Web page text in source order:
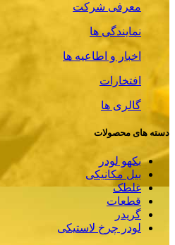
معرفی شرکت
نمایندگی ها
اخبار و اطاعیه ها
افتخارات
گالری ها
دسته های محصولات
بکهو لودر
بیل مکانیکی
غلطک
قطعات
گریدر
لودر چرخ لاستیکی